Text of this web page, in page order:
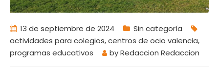
13 de septiembre de 2024
Sin categoría
actividades para colegios,centros de ocio valencia,
programas educativos
byRedaccion Redaccion